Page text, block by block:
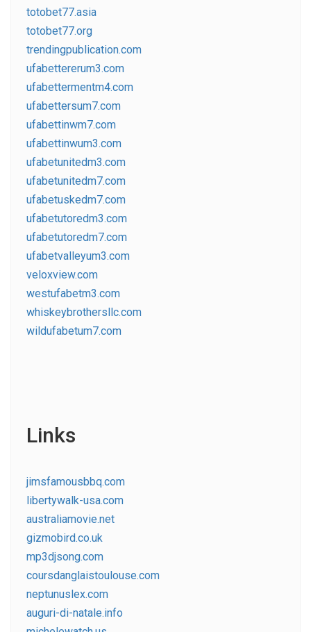
totobet77.asia
totobet77.org
trendingpublication.com
ufabettererum3.com
ufabettermentm4.com
ufabettersum7.com
ufabettinwm7.com
ufabettinwum3.com
ufabetunitedm3.com
ufabetunitedm7.com
ufabetuskedm7.com
ufabetutoredm3.com
ufabetutoredm7.com
ufabetvalleyum3.com
veloxview.com
westufabetm3.com
whiskeybrothersllc.com
wildufabetum7.com
Links
jimsfamousbbq.com
libertywalk-usa.com
australiamovie.net
gizmobird.co.uk
mp3djsong.com
coursdanglaistoulouse.com
neptunuslex.com
auguri-di-natale.info